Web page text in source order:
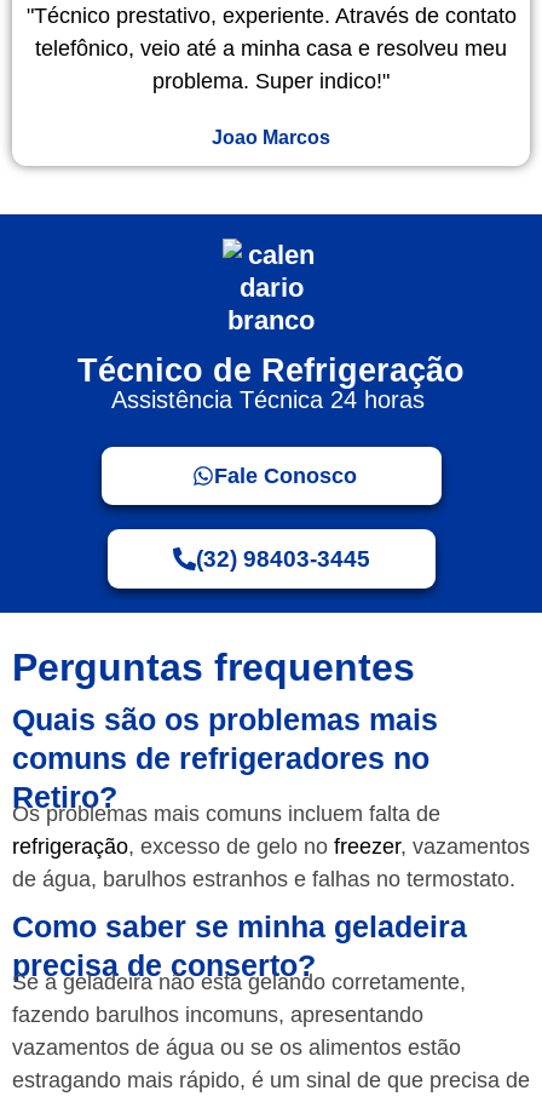
"Técnico prestativo, experiente. Através de contato
telefônico, veio até a minha casa e resolveu meu
problema. Super indico!"
Joao Marcos
Técnico de Refrigeração
Assistência Técnica 24 horas
Fale Conosco
(32) 98403-3445
Perguntas frequentes
Quais são os problemas mais
comuns de refrigeradores no
Retiro?
Os problemas mais comuns incluem falta de
refrigeração, excesso de gelo no freezer, vazamentos
de água, barulhos estranhos e falhas no termostato.
Como saber se minha geladeira
precisa de conserto?
Se a geladeira não está gelando corretamente,
fazendo barulhos incomuns, apresentando
vazamentos de água ou se os alimentos estão
estragando mais rápido, é um sinal de que precisa de